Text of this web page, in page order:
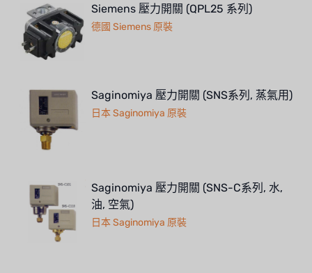
YAZAKI
RUNXIN
Siemens 壓力開關 (QPL25 系列)
德國 Siemens 原裝
Saginomiya 壓力開關 (SNS系列, 蒸氣用)
日本 Saginomiya 原裝
Saginomiya 壓力開關 (SNS-C系列, 水,
油, 空氣)
日本 Saginomiya 原裝